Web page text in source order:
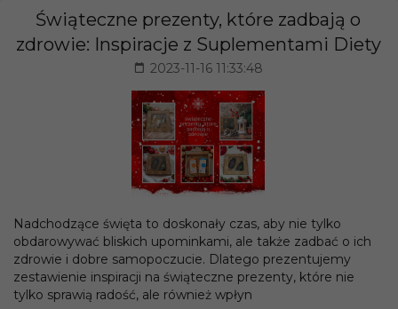
Świąteczne prezenty, które zadbają o
zdrowie: Inspiracje z Suplementami Diety
2023-11-16 11:33:48
Nadchodzące święta to doskonały czas, aby nie tylko
obdarowywać bliskich upominkami, ale także zadbać o ich
zdrowie i dobre samopoczucie. Dlatego prezentujemy
zestawienie inspiracji na świąteczne prezenty, które nie
tylko sprawią radość, ale również wpłyn